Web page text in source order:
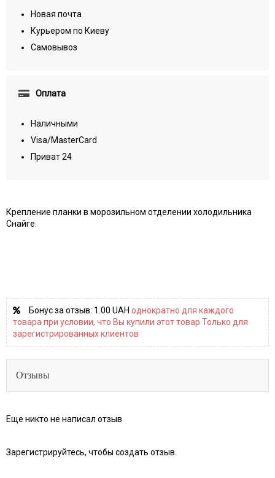
Новая почта
Курьером по Киеву
Самовывоз
Оплата
Наличными
Visa/MasterCard
Приват 24
Крепление планки в морозильном отделении холодильника
Снайге.
Бонус за отзыв: 1.00 UAH однократно для каждого
товара при условии, что Вы купили этот товар Только для
зарегистрированных клиентов
Отзывы
Еще никто не написал отзыв
Зарегистрируйтесь, чтобы создать отзыв.